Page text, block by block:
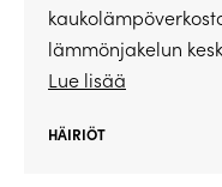
lämmönjakelun
Lue lisää
HÄIRIÖT